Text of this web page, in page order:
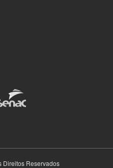
Direitos Reservados